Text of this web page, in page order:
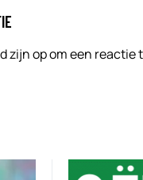
zijn opom een reactie